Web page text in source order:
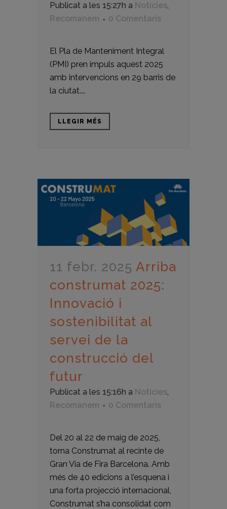
Publicat a les 15:27h a Notícies,
Recomanem
0 Comentaris
El Pla de Manteniment Integral
(PMI) pren impuls aquest 2025
amb intervencions en 29 barris de
la ciutat....
LLEGIR MÉS
11 febr. 2025 Arriba
construmat 2025:
Innovació i
sostenibilitat al
servei de la
construcció del
futur
Publicat a les 15:16h a Notícies,
Recomanem
0 Comentaris
Del 20 al 22 de maig de 2025,
torna Construmat al recinte de
Gran Via de Fira Barcelona. Amb
més de 40 edicions a l’esquena i
una forta projecció internacional,
Construmat s’ha consolidat com